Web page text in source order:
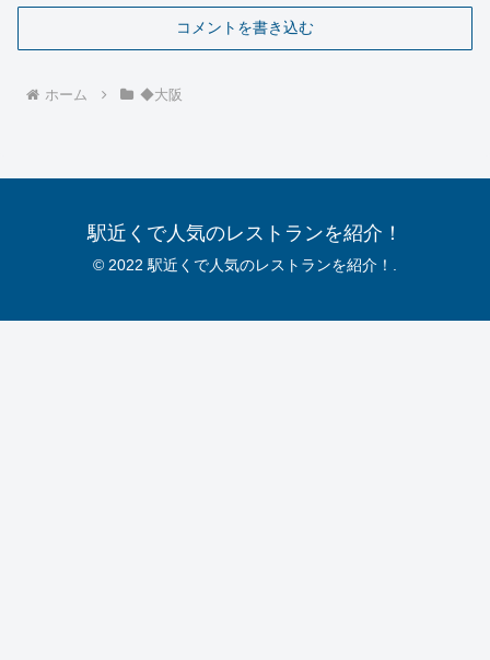
コメントを書き込む
ホーム ◆大阪
駅近くで人気のレストランを紹介！
© 2022 駅近くで人気のレストランを紹介！.